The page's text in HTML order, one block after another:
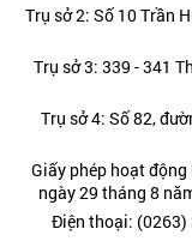
Trụ sở 2: Số 10 Trần
Trụ sở 3: 339 - 341
Trụ sở 4: Số 82,
Giấy phép hoạt
ngày 29 tháng 8
Điện thoại: (0263)